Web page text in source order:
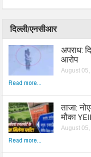
दिल्ली/एनसीआर
अपराध:
आरोप
August
Read more...
ताजा:
मौका
August
Read more...